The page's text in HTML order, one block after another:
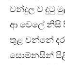
චන්දුල ව දුටු
ආ වෙලේ නිසි
තුළ වන්නේ
සොම්නසින්